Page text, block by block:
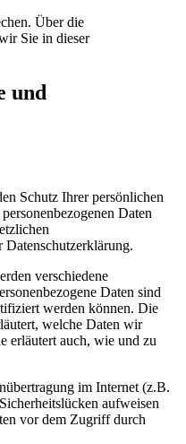
Über die
Sie in dieser
und
Schutz Ihrer persönlichen
Daten
Datenschutzerklärung.
verschiedene
Daten sind
werden können. Die
welche Daten wir
erläutert auch, wie und zu
im Internet (z.B.
aufweisen
vor dem Zugriff durch